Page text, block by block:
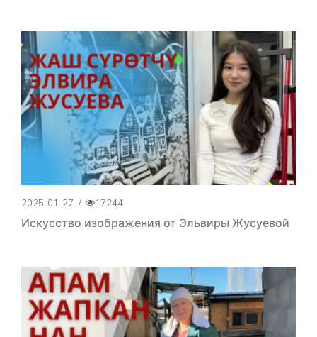
2025-01-27 / 17244
Искусство изображения от Эльвиры Жусуевой